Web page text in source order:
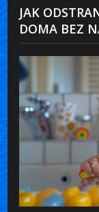
JAK
DOMA BEZ